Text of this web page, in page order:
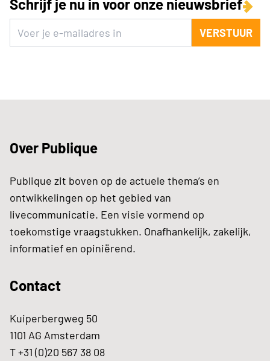
Schrijf je nu in voor onze nieuwsbrief
VERSTUUR
Over Publique
Publique zit boven op de actuele thema’s en
ontwikkelingen op het gebied van
livecommunicatie. Een visie vormend op
toekomstige vraagstukken. Onafhankelijk, zakelijk,
informatief en opiniërend.
Contact
Kuiperbergweg 50
1101 AG Amsterdam
T +31 (0)20 567 38 08